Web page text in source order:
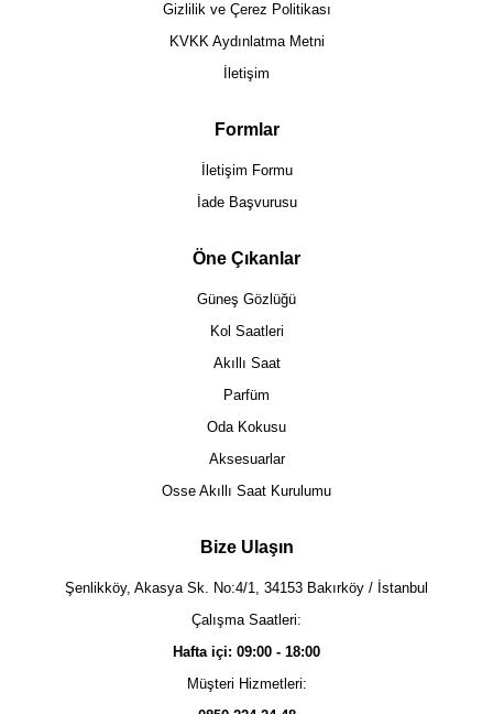
Gizlilik ve Çerez Politikası
KVKK Aydınlatma Metni
İletişim
Formlar
İletişim Formu
İade Başvurusu
Öne Çıkanlar
Güneş Gözlüğü
Kol Saatleri
Akıllı Saat
Parfüm
Oda Kokusu
Aksesuarlar
Osse Akıllı Saat Kurulumu
Bize Ulaşın
Şenlikköy, Akasya Sk. No:4/1, 34153 Bakırköy / İstanbul
Çalışma Saatleri:
Hafta içi: 09:00 - 18:00
Müşteri Hizmetleri: